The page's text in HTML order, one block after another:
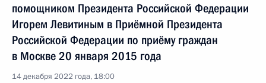
помощником Президента Российской Федерации
Игорем Левитиным в Приёмной Президента
Российской Федерации по приёму граждан
в Москве 20 января 2015 года
14 декабря 2022 года, 18:00